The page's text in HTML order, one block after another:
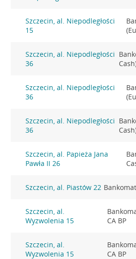
Szczecin, al. Niepodległości
15
Szczecin, al. Niepodległości
36
Szczecin, al. Niepodległości
36
Szczecin, al. Niepodległości
36
Szczecin, al. Papieża Jana
Pawła II 26
Szczecin, al. Piastów 22
Szczecin, al.
Wyzwolenia 15
CA BP
Szczecin, al.
Wyzwolenia 15
CA BP